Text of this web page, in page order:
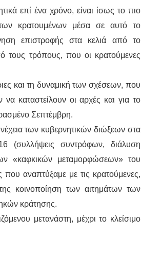
επί ένα χρόνο, είναι ίσως το πιο
κρατουμένων μέσα σε αυτό το
επιστροφής στα κελιά από το
τους τρόπους, που οι κρατούμενες
και τη δυναμική των σχέσεων, που
καταστείλουν οι αρχές και για το
Σεπτέμβρη.
των κυβερνητικών διώξεων στα
(συλλήψεις συντρόφων, διάλυση
«καφκικών μεταμορφώσεων» του
αναπτύξαμε με τις κρατούμενες,
κοινοποίηση των αιτημάτων των
κράτησης.
μετανάστη, μέχρι το κλείσιμο